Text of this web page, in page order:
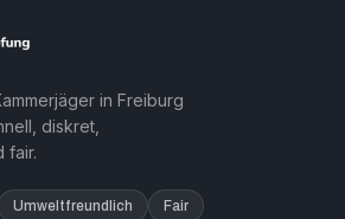
in Freiburg
diskret,
fair.
Umweltfreundlich Fair